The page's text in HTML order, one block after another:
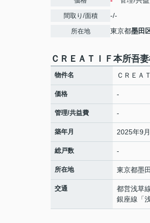
間取り/面積 -/-
所在地 東京都墨田
ＣＲＥＡＴＩＦ本所吾
物件名 ＣＲＥＡ
価格 -
管理/共益費 -
築年月 2025年9
総戸数 -
所在地 東京都墨
交通 都営浅草
銀座線 「